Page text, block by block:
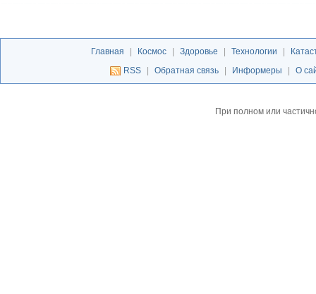
Главная | Космос | Здоровье | Технологии |
RSS
| Обратная связь | Информеры | О
При полном или